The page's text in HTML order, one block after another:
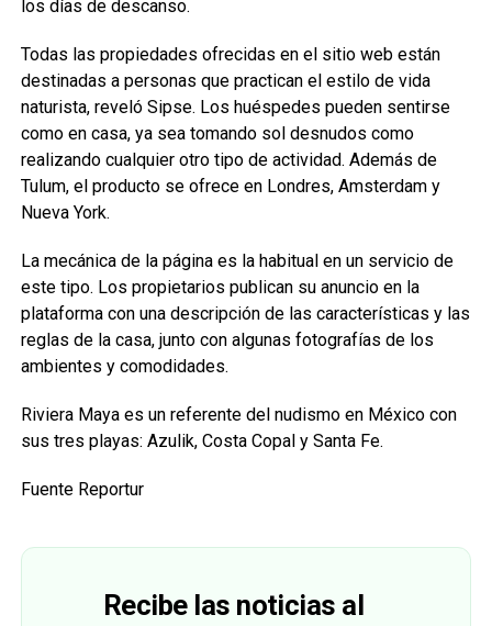
los días de descanso.
Todas las propiedades ofrecidas en el sitio web están
destinadas a personas que practican el estilo de vida
naturista, reveló Sipse. Los huéspedes pueden sentirse
como en casa, ya sea tomando sol desnudos como
realizando cualquier otro tipo de actividad. Además de
Tulum, el producto se ofrece en Londres, Amsterdam y
Nueva York.
La mecánica de la página es la habitual en un servicio de
este tipo. Los propietarios publican su anuncio en la
plataforma con una descripción de las características y las
reglas de la casa, junto con algunas fotografías de los
ambientes y comodidades.
Riviera Maya es un referente del nudismo en México con
sus tres playas: Azulik, Costa Copal y Santa Fe.
Fuente Reportur
Recibe las noticias al